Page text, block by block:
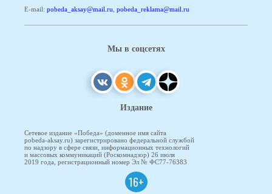
E-mail: pobeda_aksay@mail.ru pobeda_reklama@mail.ru
Мы в соцсетях
Издание
Сетевое издание «Победа» (доменное имя сайта
pobeda-aksay.ru) зарегистрировано федеральной службой
по надзору в сфере связи, информационных технологий
и массовых коммуникаций (Роскомнадзор) 26 июля
2019 года, регистрационный номер Эл № ФС77-76383
16+